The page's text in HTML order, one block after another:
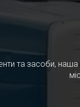
та засоби,